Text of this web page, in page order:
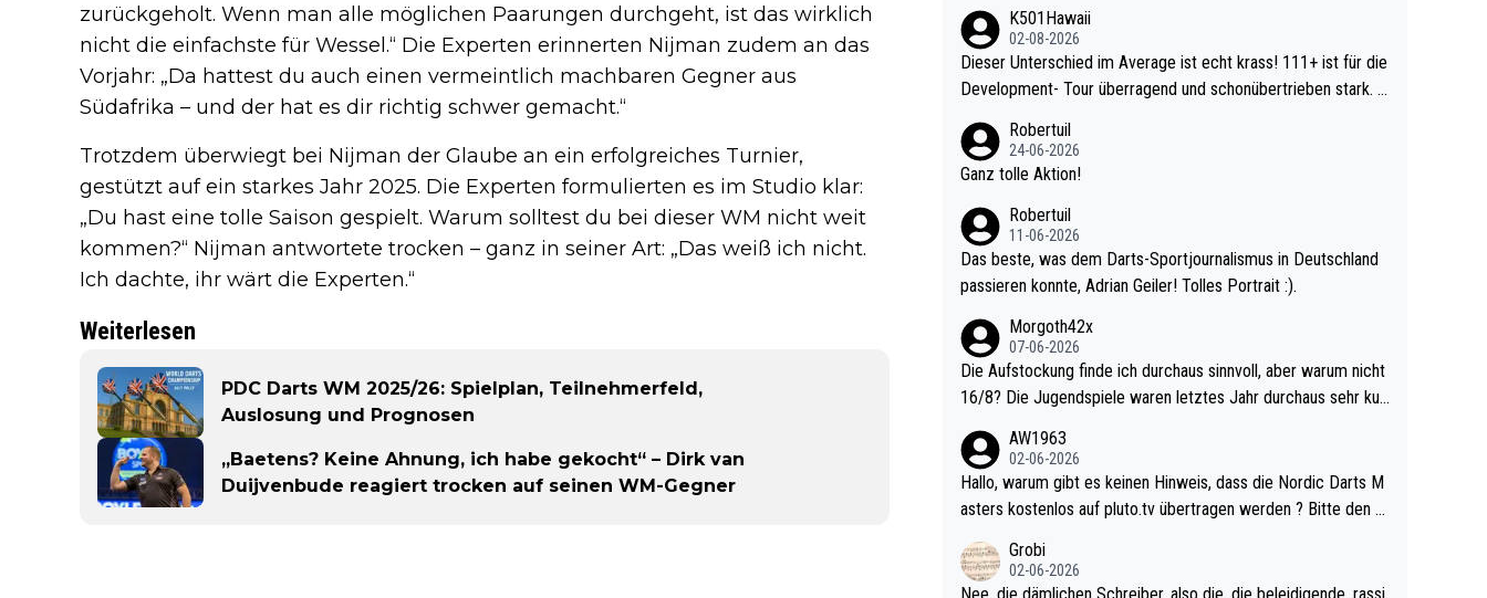
zurückgeholt. Wenn man alle möglichen Paarungen durchgeht, ist das wirklich
nicht die einfachste für Wessel.“ Die Experten erinnerten Nijman zudem an das
Vorjahr: „Da hattest du auch einen vermeintlich machbaren Gegner aus
Südafrika – und der hat es dir richtig schwer gemacht.“
Trotzdem überwiegt bei Nijman der Glaube an ein erfolgreiches Turnier,
gestützt auf ein starkes Jahr 2025. Die Experten formulierten es im Studio klar:
„Du hast eine tolle Saison gespielt. Warum solltest du bei dieser WM nicht weit
kommen?“ Nijman antwortete trocken – ganz in seiner Art: „Das weiß ich nicht.
Ich dachte, ihr wärt die Experten.“
Weiterlesen
PDC Darts WM 2025/26: Spielplan, Teilnehmerfeld,
Auslosung und Prognosen
„Baetens? Keine Ahnung, ich habe gekocht“ – Dirk van
Duijvenbude reagiert trocken auf seinen WM-Gegner
K501Hawaii
02-08-2026
Dieser Unterschied im Average ist echt krass! 111+ ist für die
Development- Tour überragend und schonübertrieben stark. U
e mal 40+ erst recht. Da gewinnst keinen Blumentopf - ist ja n
och krasser wie ein Pokalspiel eines Kreisligisten vs einem Bu
Robertuil
24-06-2026
Ganz tolle Aktion!
Robertuil
11-06-2026
Das beste, was dem Darts-Sportjournalismus in Deutschland
passieren konnte, Adrian Geiler! Tolles Portrait :).
Morgoth42x
07-06-2026
Die Aufstockung finde ich durchaus sinnvoll, aber warum nicht
16/8? Die Jugendspiele waren letztes Jahr durchaus sehr kur
l. Allerdings ist Mitchell Lawrie als Nummer 1 der Welt eh quali
fiziert. Somit ändert die automatische Qualifikation des Weltm
eisters erstmal nichts. Ich denke sie wollen damit für nächste
d wohl wenig WDF Turniere spielen. Dies war bei Archie Self l
etztes Jahr der Fall. Er musste als amtierender Weltmeister d
AW1963
02-06-2026
Hallo, warum gibt es keinen Hinweis, dass die Nordic Darts M
asters kostenlos auf pluto.tv übertragen werden ? Bitte den A
Grobi
02-06-2026